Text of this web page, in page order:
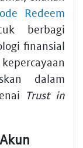
Redeem
berbagi
finansial
dalam
Trust in